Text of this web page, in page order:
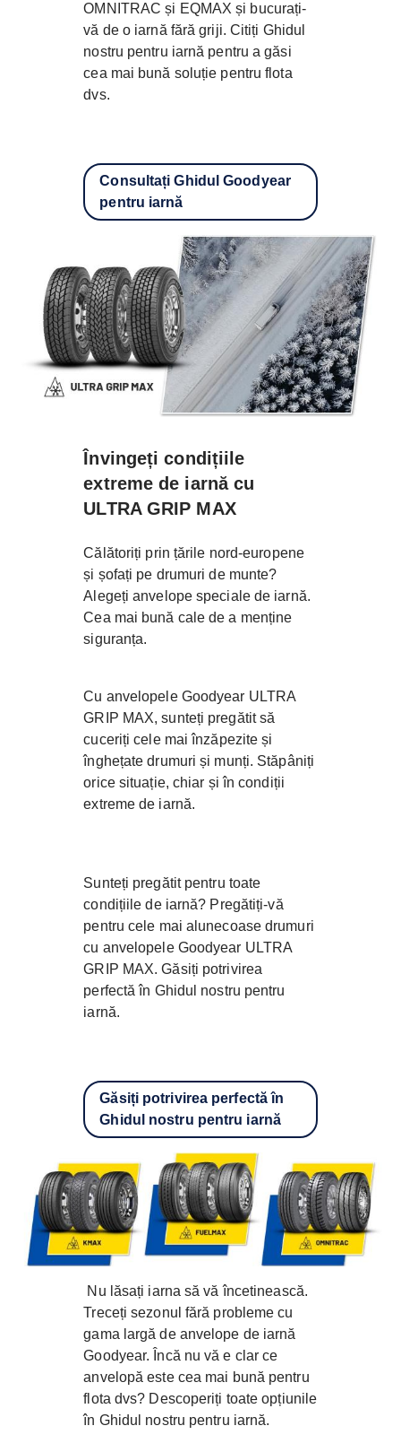
OMNITRAC și EQMAX și bucurați-
vă de o iarnă fără griji. Citiți Ghidul
nostru pentru iarnă pentru a găsi
cea mai bună soluție pentru flota
dvs.
Consultați Ghidul Goodyear
pentru iarnă
Învingeți condițiile
extreme de iarnă cu
ULTRA GRIP MAX
Călătoriți prin țările nord-europene
și șofați pe drumuri de munte?
Alegeți anvelope speciale de iarnă.
Cea mai bună cale de a menține
siguranța.
Cu anvelopele Goodyear ULTRA
GRIP MAX, sunteți pregătit să
cuceriți cele mai înzăpezite și
înghețate drumuri și munți. Stăpâniți
orice situație, chiar și în condiții
extreme de iarnă.
Sunteți pregătit pentru toate
condițiile de iarnă? Pregătiți-vă
pentru cele mai alunecoase drumuri
cu anvelopele Goodyear ULTRA
GRIP MAX. Găsiți potrivirea
perfectă în Ghidul nostru pentru
iarnă.
Găsiți potrivirea perfectă în
Ghidul nostru pentru iarnă
Nu lăsați iarna să vă încetinească.
Treceți sezonul fără probleme cu
gama largă de anvelope de iarnă
Goodyear. Încă nu vă e clar ce
anvelopă este cea mai bună pentru
flota dvs? Descoperiți toate opțiunile
în Ghidul nostru pentru iarnă.